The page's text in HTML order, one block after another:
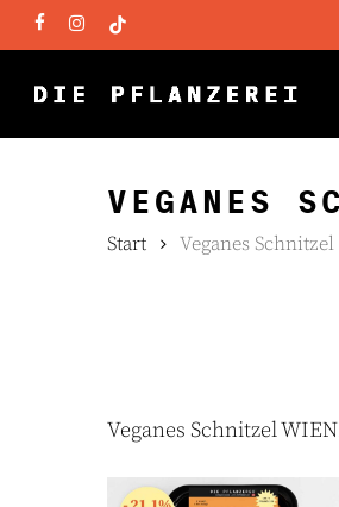
Skip
content
FACEBOOKINSTAGRAM
TIKTOK
VEGANES
Start Veganes Schnitzel
Veganes Schnitzel